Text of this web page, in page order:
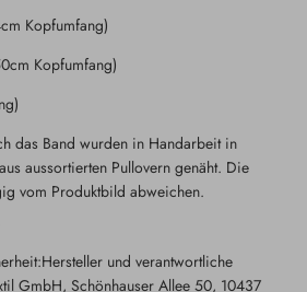
Kopfumfang)
Kopfumfang)
das Band wurden in Handarbeit in
aussortierten Pullovern genäht. Die
vom Produktbild abweichen.
und verantwortliche
GmbH, Schönhauser Allee 50, 10437